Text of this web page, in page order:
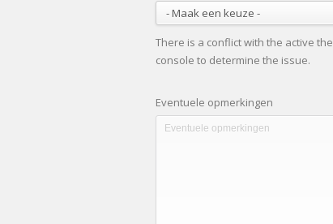
There is a conflict with the active
console to determine the issue.
Eventuele opmerkingen